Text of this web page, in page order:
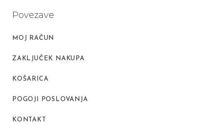
Povezave
MOJ RAČUN
ZAKLJUČEK NAKUPA
KOŠARICA
POGOJI POSLOVANJA
KONTAKT